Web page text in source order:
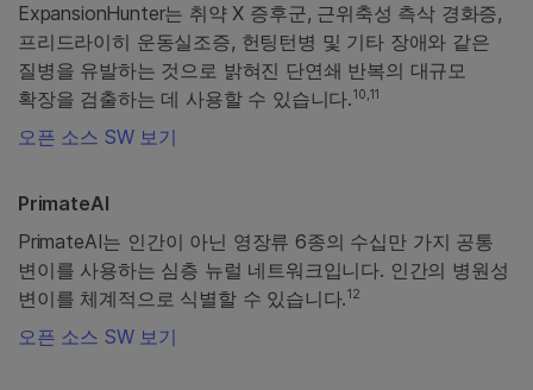
ExpansionHunter는 취약 X 증후군, 근위축성 측삭 경화증,
프리드라이히 운동실조증, 헌팅턴병 및 기타 장애와 같은
질병을 유발하는 것으로 밝혀진 단연쇄 반복의 대규모
확장을 검출하는 데 사용할 수 있습니다.10,11
오픈 소스 SW 보기
PrimateAI
PrimateAI는 인간이 아닌 영장류 6종의 수십만 가지 공통
변이를 사용하는 심층 뉴럴 네트워크입니다. 인간의 병원성
변이를 체계적으로 식별할 수 있습니다.12
오픈 소스 SW 보기